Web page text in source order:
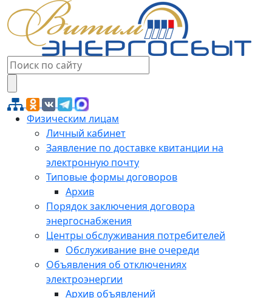
Физическим лицам
Личный кабинет
Заявление по доставке квитанции на
электронную почту
Типовые формы договоров
Архив
Порядок заключения договора
энергоснабжения
Центры обслуживания потребителей
Обслуживание вне очереди
Объявления об отключениях
электроэнергии
Архив объявлений